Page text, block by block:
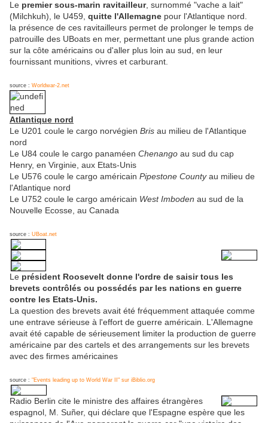
Le premier sous-marin ravitailleur, surnommé "vache a lait"
(Milchkuh), le U459, quitte l'Allemagne pour l'Atlantique nord.
la présence de ces ravitailleurs permet de prolonger le temps de
patrouille des UBoats en mer, permettant une plus grande action
sur la côte américains ou d'aller plus loin au sud, en leur
fournissant munitions, vivres et carburant.
source : Worldwar-2.net
Atlantique nord
Le U201 coule le cargo norvégien Bris au milieu de l'Atlantique
nord
Le U84 coule le cargo panaméen Chenango au sud du cap
Henry, en Virginie, aux Etats-Unis
Le U576 coule le cargo américain Pipestone Countyau milieu de
l'Atlantique nord
Le U752 coule le cargo américain West Imboden au sud de la
Nouvelle Ecosse, au Canada
source : UBoat.net
Le président Roosevelt donne l'ordre de saisir tous les
brevets contrôlés ou possédés par les nations en guerre
contre les Etats-Unis.
La question des brevets avait été fréquemment attaquée comme
une entrave sérieuse à l'effort de guerre américain. L'Allemagne
avait été capable de sérieusement limiter la production de guerre
américaine par des cartels et des arrangements sur les brevets
avec des firmes américaines
source : "Events leading up to World War II" sur iBiblio.org
Radio Berlin cite le ministre des affaires étrangères
espagnol, M. Suñer, qui déclare que l'Espagne espère que les